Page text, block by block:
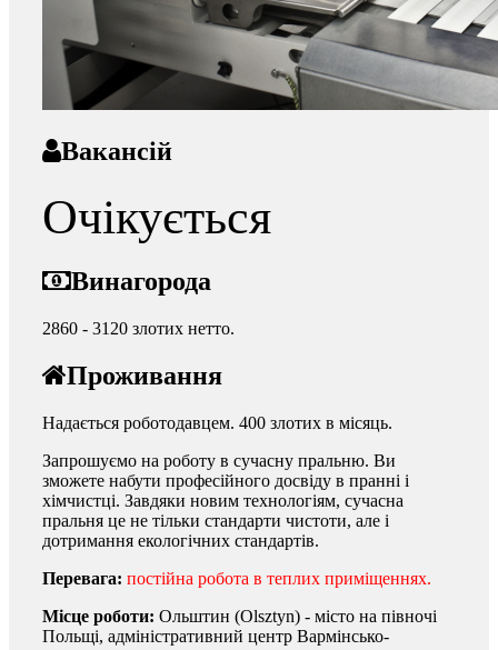
Вакансій
Очікується
Винагорода
2860 - 3120 злотих нетто.
Проживання
Надається роботодавцем. 400 злотих в місяць.
Запрошуємо на роботу в сучасну пральню. Ви
зможете набути професійного досвіду в пранні і
хімчистці. Завдяки новим технологіям, сучасна
пральня це не тільки стандарти чистоти, але і
дотримання екологічних стандартів.
Перевага: постійна робота в теплих приміщеннях.
Місце роботи: Ольштин (Olsztyn) - місто на півночі
Польщі, адміністративний центр Вармінсько-